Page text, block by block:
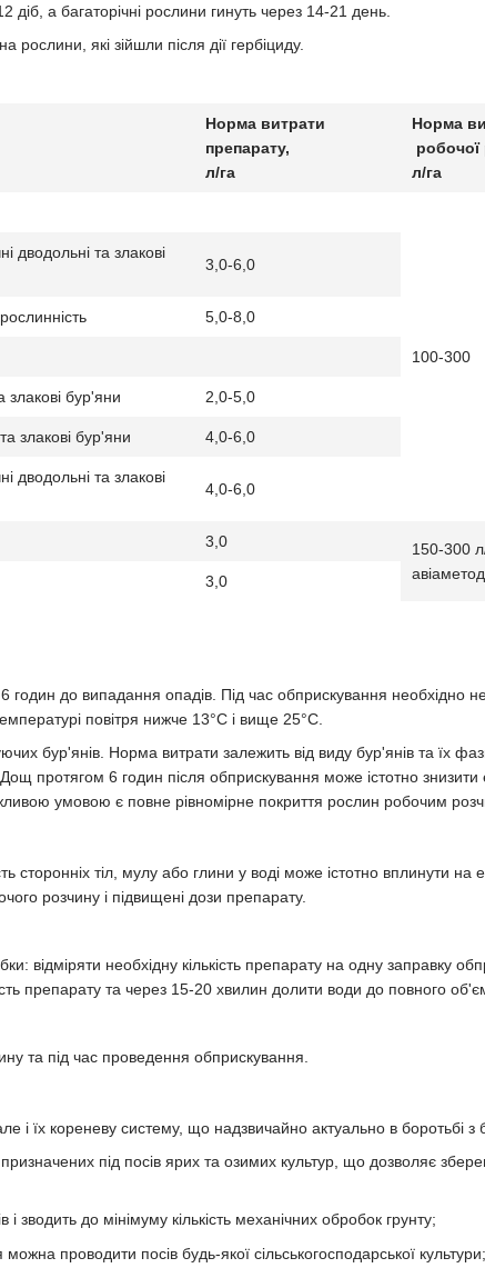
а багаторічні рослини гинуть через 14-21 день.
рослини, які зійшли після дії гербіциду.
Норма витрати
препарату,
л/га
Норма
робочої
л/га
100-300
дводольні та злакові
3,0-6,0
5,0-8,0
злакові бур'яни 2,0-5,0
злакові бур'яни 4,0-6,0
дводольні та злакові
4,0-6,0
3,0
150-300
3,0
6 годин до випадання опадів. Під час обприскування необхідно
повітря нижче 13°С і вище 25°С.
бур'янів. Норма витрати залежить від виду бур'янів та їх
протягом 6 годин після обприскування може істотно знизити
умовою є повне рівномірне покриття рослин робочим
тіл, мулу або глини у воді може істотно вплинути на
розчину і підвищені дози препарату.
відміряти необхідну кількість препарату на одну заправку
препарату та через 15-20 хвилин долити води до повного
та під час проведення обприскування.
і їх кореневу систему, що надзвичайно актуально в
під посів ярих та озимих культур, що дозволяє
зводить до мінімуму кількість механічних обробок грунту;
проводити посів будь-якої сільськогосподарської культури;